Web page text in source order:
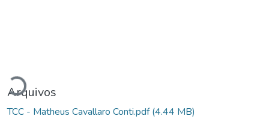
Carregando...
Arquivos
TCC - Matheus Cavallaro Conti.pdf(4.44 MB)